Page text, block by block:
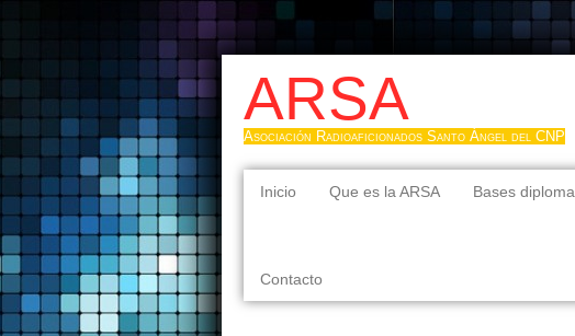
ARSA
Asociación Radioaficionados Santo Ángel del CNP
Inicio Que es la ARSA Bases diploma
Contacto